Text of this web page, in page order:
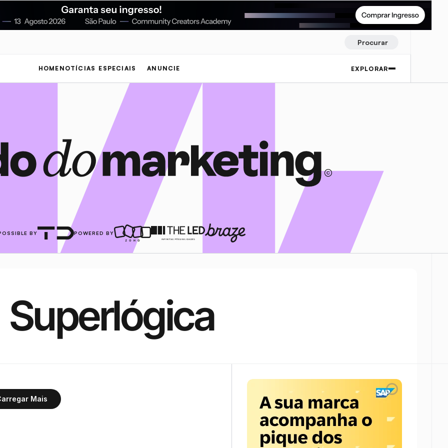
Procurar
HOME NOTÍCIAS ESPECIAIS ANUNCIE EXPLORAR
BY POWERED BY
Superlógica
Mais